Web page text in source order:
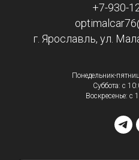
+7-930-
г. Ярославль, ул.
Понедельник-
Суббота: с
Воскресенье: с